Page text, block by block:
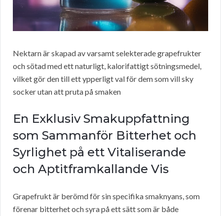
Nektarn är skapad av varsamt selekterade grapefrukter
och sötad med ett naturligt, kalorifattigt sötningsmedel,
vilket gör den till ett ypperligt val för dem som vill sky
socker utan att pruta på smaken
En Exklusiv Smakuppfattning
som Sammanför Bitterhet och
Syrlighet på ett Vitaliserande
och Aptitframkallande Vis
Grapefrukt är berömd för sin specifika smaknyans, som
förenar bitterhet och syra på ett sätt som är både